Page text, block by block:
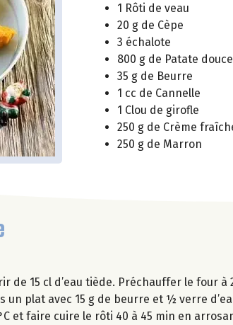
1 Rôti de veau
20 g de Cèpe
3 échalote
800 g de Patate douce
35 g de Beurre
1 cc de Cannelle
1 Clou de girofle
250 g de Crème
250 g de Marron
de 15 cl d’eau tiède. Préchauffer le four
un plat avec 15 g de beurre et ½ verre
et faire cuire le rôti 40 à 45 min en